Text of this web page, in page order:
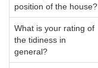
position of the house?
What is your rating of
the tidiness in
general?